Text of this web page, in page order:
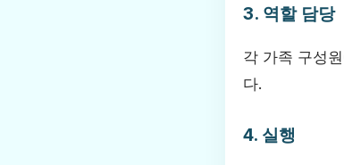
3. 역할 담당
각 가족 구성
다.
4. 실행